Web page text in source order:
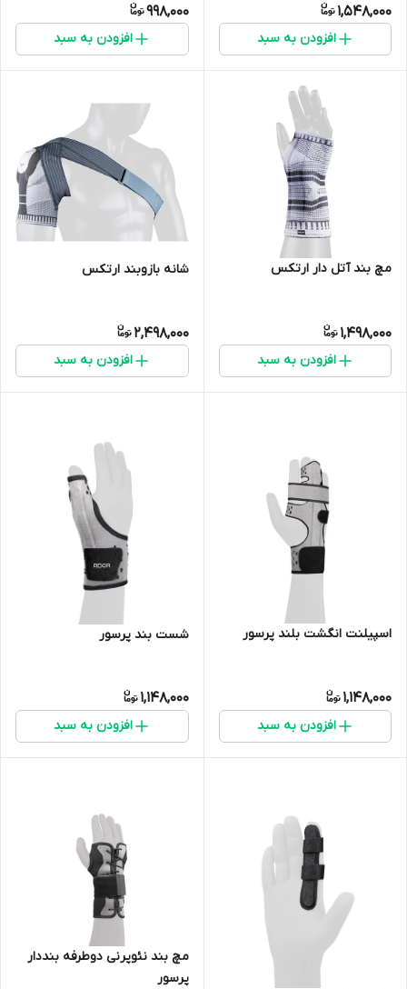
1,548,000
افزودن به سبد
998,000
افزودن به سبد
مچ بند آتل دار ارتکس
1,498,000
افزودن به سبد
شانه بازوبند ارتکس
2,498,000
افزودن به سبد
اسپیلنت انگشت بلند پرسور
1,148,000
افزودن به سبد
شست بند پرسور
1,148,000
افزودن به سبد
مچ بند نئوپرنی دوطرفه بنددار
پرسور